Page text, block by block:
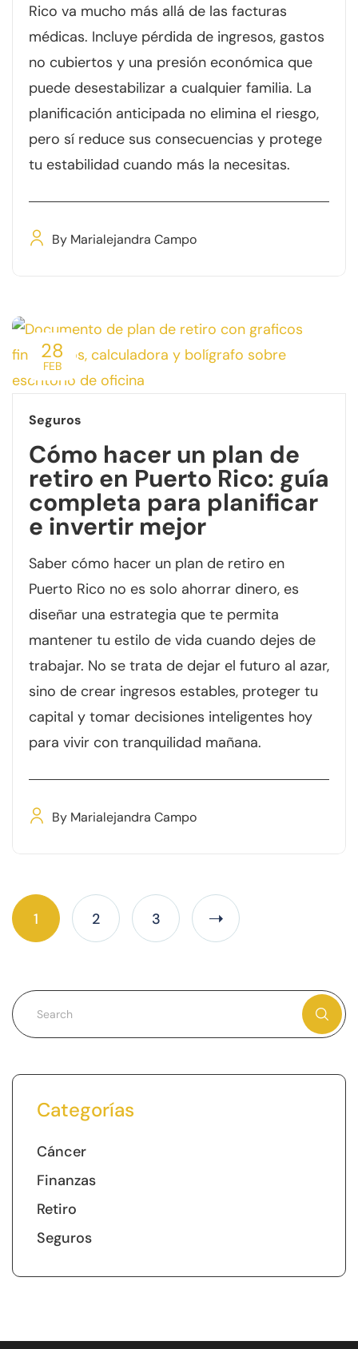
Rico va mucho más allá de las facturas
médicas. Incluye pérdida de ingresos, gastos
no cubiertos y una presión económica que
puede desestabilizar a cualquier familia. La
planificación anticipada no elimina el riesgo,
pero sí reduce sus consecuencias y protege
tu estabilidad cuando más la necesitas.
By Marialejandra Campo
28
FEB
Seguros
Cómo hacer un plan de
retiro en Puerto Rico: guía
completa para planificar
e invertir mejor
Saber cómo hacer un plan de retiro en
Puerto Rico no es solo ahorrar dinero, es
diseñar una estrategia que te permita
mantener tu estilo de vida cuando dejes de
trabajar. No se trata de dejar el futuro al azar,
sino de crear ingresos estables, proteger tu
capital y tomar decisiones inteligentes hoy
para vivir con tranquilidad mañana.
By Marialejandra Campo
1 2 3
Categorías
Cáncer
Finanzas
Retiro
Seguros